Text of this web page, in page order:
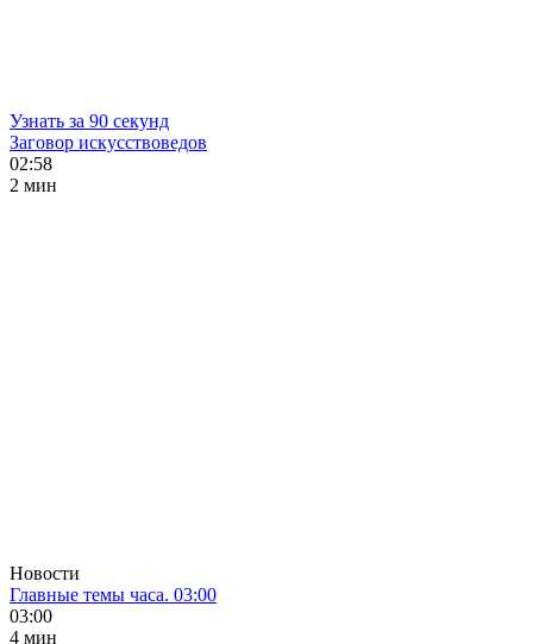
Узнать за 90 секунд
Заговор искусствоведов
02:58
2 мин
Новости
Главные темы часа. 03:00
03:00
4 мин